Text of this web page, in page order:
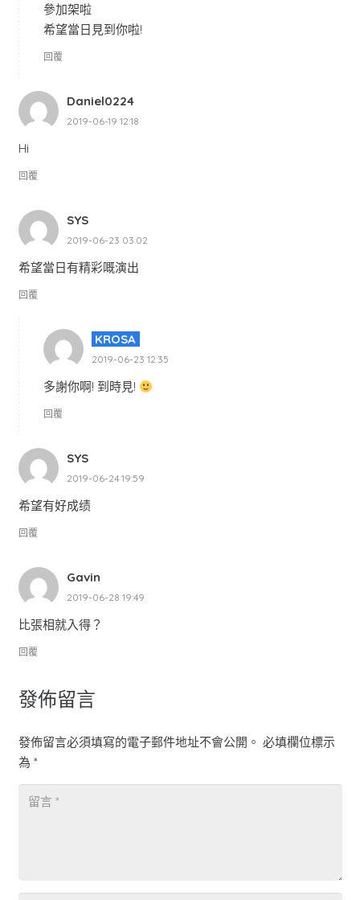
參加架啦
希望當日見到你啦!
回覆
Daniel0224
2019-06-19 12:18
Hi
回覆
SYS
2019-06-23 03:02
希望當日有精彩嘅演出
回覆
KROSA
2019-06-23 12:35
多謝你啊! 到時見!
回覆
SYS
2019-06-24 19:59
希望有好成绩
回覆
Gavin
2019-06-28 19:49
比張相就入得？
回覆
發佈留言
發佈留言必須填寫的電子郵件地址不會公開。 必填欄位標示
為 *